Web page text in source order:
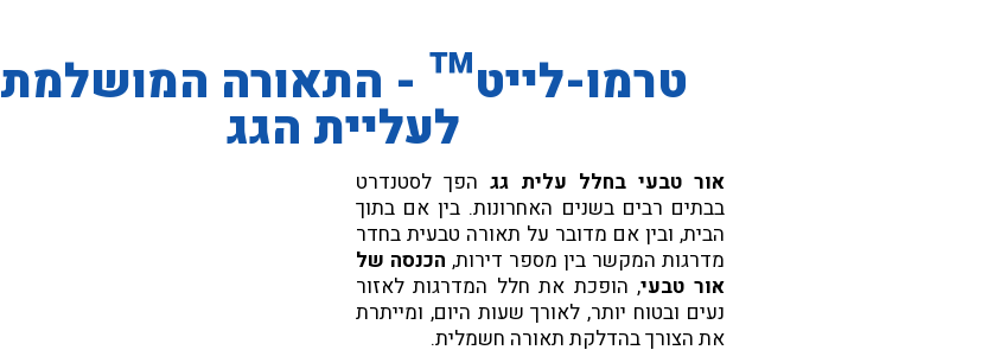
טרמו-לייט™ - התאורה המושלמת
לעליית הגג
אור טבעי בחלל עלית גג הפך לסטנדרט
בבתים רבים בשנים האחרונות. בין אם בתוך
הבית, ובין אם מדובר על תאורה טבעית בחדר
מדרגות המקשר בין מספר דירות, הכנסה של
אור טבעי, הופכת את חלל המדרגות לאזור
נעים ובטוח יותר, לאורך שעות היום, ומייתרת
את הצורך בהדלקת תאורה חשמלית.